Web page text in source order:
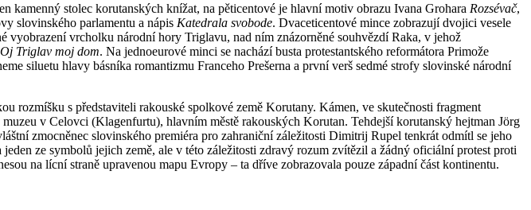
kamenný stolec korutanských knížat, na pěticentové je hlavní motiv obrazu Ivana Grohara Rozsévač,
slovinského parlamentu a nápis Katedrala svobode. Dvaceticentové mince zobrazují dvojici vesele
vyobrazení vrcholku národní hory Triglavu, nad ním znázorněné souhvězdí Raka, v jehož
Oj Triglav moj dom. Na jednoeurové minci se nachází busta protestantského reformátora Primože
siluetu hlavy básníka romantizmu Franceho Prešerna a první verš sedmé strofy slovinské národní
s představiteli rakouské spolkové země Korutany. Kámen, ve skutečnosti fragment
v Celovci (Klagenfurtu), hlavním městě rakouských Korutan. Tehdejší korutanský hejtman Jörg
zmocněnec slovinského premiéra pro zahraniční záležitosti Dimitrij Rupel tenkrát odmítl se jeho
ze symbolů jejich země, ale v této záležitosti zdravý rozum zvítězil a žádný oficiální protest proti
na lícní straně upravenou mapu Evropy – ta dříve zobrazovala pouze západní část kontinentu.